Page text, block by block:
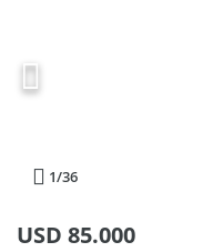
1/36
USD 85.000